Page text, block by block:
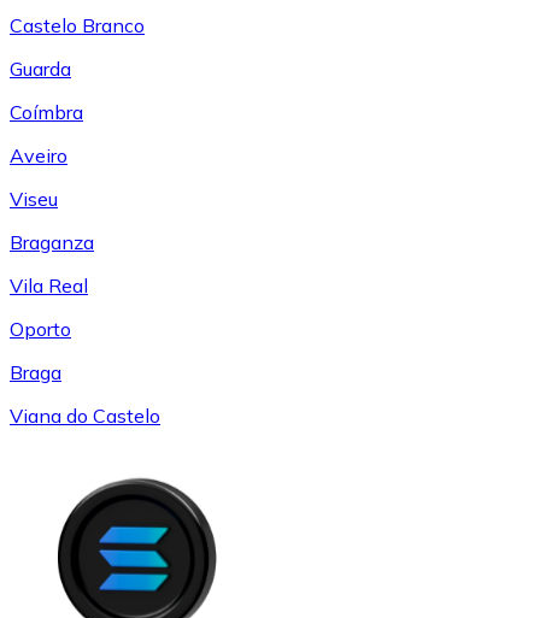
Castelo Branco
Guarda
Coímbra
Aveiro
Viseu
Braganza
Vila Real
Oporto
Braga
Viana do Castelo